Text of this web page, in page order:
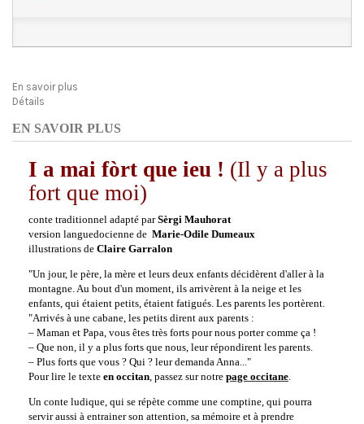
En savoir plus
Détails
EN SAVOIR PLUS
I a mai fòrt que ieu ! (Il y a plus
fort que moi)
conte traditionnel adapté parSèrgi Mauhorat
version languedocienne de Marie-Odile Dumeaux
illustrations de Claire Garralon
"Un jour, le père, la mère et leurs deux enfants décidèrent d'aller à la
montagne. Au bout d'un moment, ils arrivèrent à la neige et les
enfants, qui étaient petits, étaient fatigués. Les parents les portèrent.
"Arrivés à une cabane, les petits dirent aux parents :
– Maman et Papa, vous êtes très forts pour nous porter comme ça !
– Que non, il y a plus forts que nous, leur répondirent les parents.
– Plus forts que vous ? Qui ? leur demanda Anna..."
Pour lire le texte en occitan, passez sur notre page occitane.
Un conte ludique, qui se répète comme une comptine, qui pourra
servir aussi à entrainer son attention, sa mémoire et à prendre